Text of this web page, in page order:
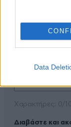
Data
Διαβάστε και